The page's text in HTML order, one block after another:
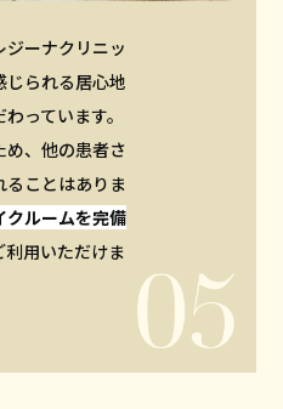
ーナクリニッ
じられる居心地
っています。
め、他の患者さ
ることはありま
クルームを完備
用いただけま